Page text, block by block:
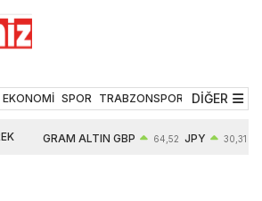
EKONOMİ SPOR TRABZONSPOR TEKNOLOJİ
DİĞER
GRAM ALTIN GBP 64,52 JPY 30,31